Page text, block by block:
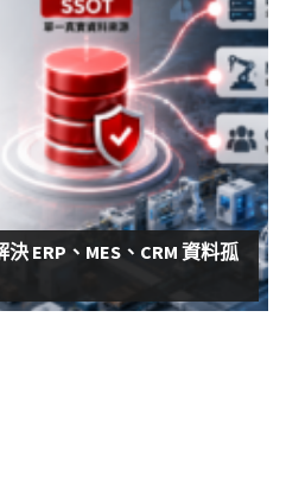
ERP、MES、CRM 資料孤